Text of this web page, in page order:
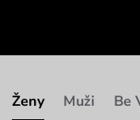
Ženy Muži Be